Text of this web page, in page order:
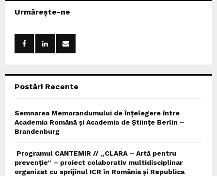
h
Urmărește-ne
Postări Recente
Semnarea Memorandumului de Înțelegere între
Academia Română și Academia de Științe Berlin –
Brandenburg
Programul CANTEMIR // „CLARA – Artă pentru
prevenție” – proiect colaborativ multidisciplinar
organizat cu sprijinul ICR în România și Republica